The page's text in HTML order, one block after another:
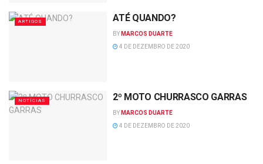
ARTIGOS ATÉ QUANDO?
BY MARCOS DUARTE
4 DE DEZEMBRO DE 2020
NOTÍCIAS 2º MOTO CHURRASCO GARRAS
BY MARCOS DUARTE
4 DE DEZEMBRO DE 2020